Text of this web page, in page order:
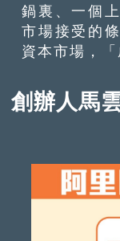
鍋裏、一個
市場接受的
資本市場，
創辦人馬